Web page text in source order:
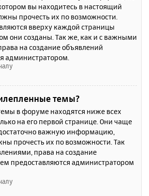
вы находитесь в настоящий
прочесть их по возможности.
вверху каждой страницы
они созданы. Так же, как и с важными
на создание объявлений
администратором.
темы?
в форуме находятся ниже всех
на его первой странице. Они чаще
важную информацию,
прочесть их по возможности. Так
права на создание
предоставляются администратором